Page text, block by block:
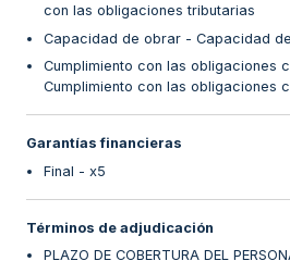
con las obligaciones tributarias
Capacidad de obrar - Capacidad
Cumplimiento con las obligaciones
Cumplimiento con las obligaciones
Garantías financieras
Final - x5
Términos de adjudicación
PLAZO DE COBERTURA DEL